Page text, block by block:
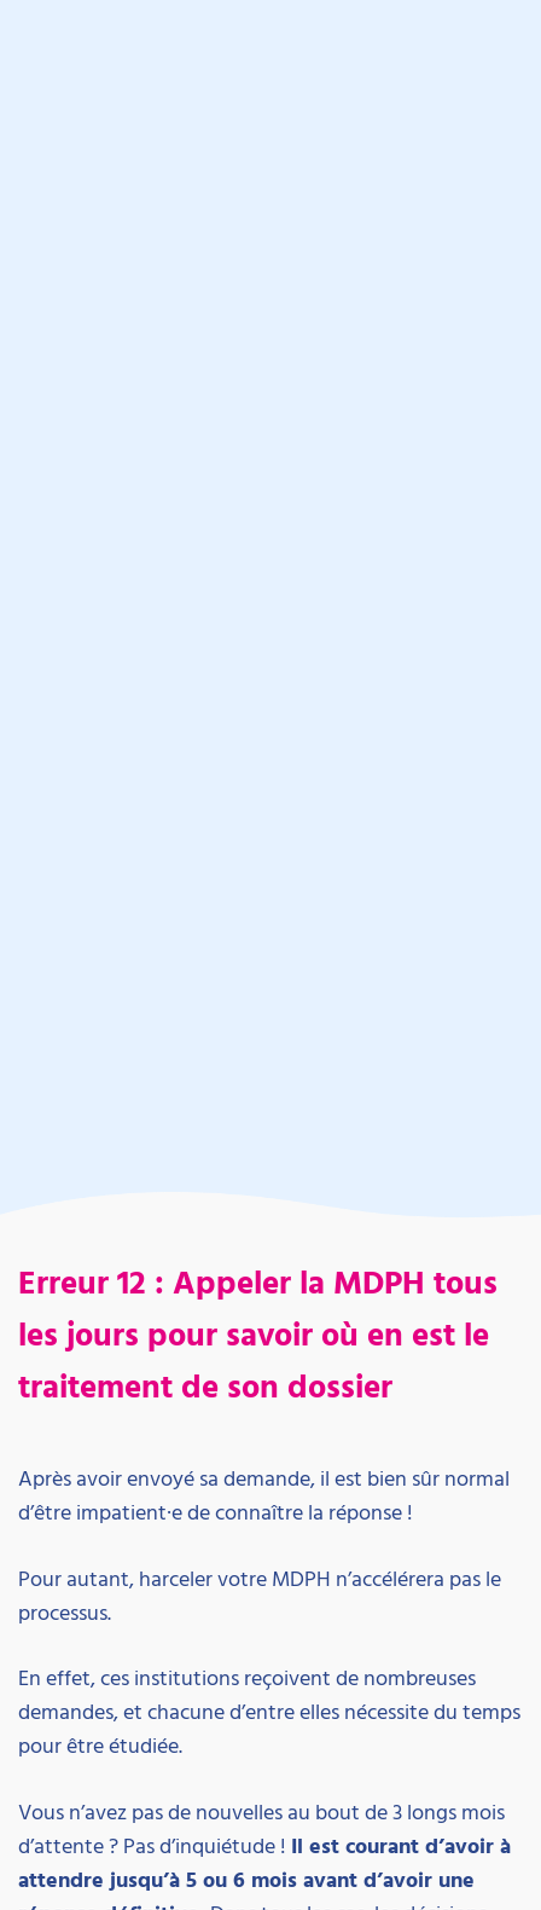
Erreur 12 : Appeler la MDPH tous
les jours pour savoir où en est le
traitement de son dossier
Après avoir envoyé sa demande, il est bien sûr normal
d’être impatient·e de connaître la réponse !
Pour autant, harceler votre MDPH n’accélérera pas le
processus.
En effet, ces institutions reçoivent de nombreuses
demandes, et chacune d’entre elles nécessite du temps
pour être étudiée.
Vous n’avez pas de nouvelles au bout de 3 longs mois
d’attente ? Pas d’inquiétude ! Il est courant d’avoir à
attendre jusqu’à 5 ou 6 mois avant d’avoir une